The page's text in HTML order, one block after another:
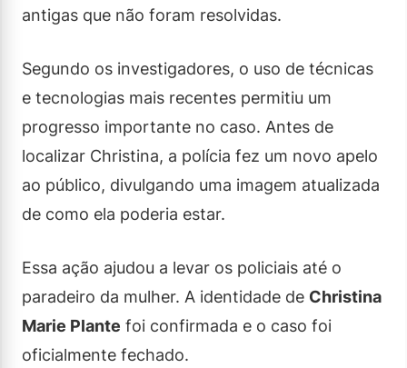
antigas que não foram resolvidas.
Segundo os investigadores, o uso de técnicas
e tecnologias mais recentes permitiu um
progresso importante no caso. Antes de
localizar Christina, a polícia fez um novo apelo
ao público, divulgando uma imagem atualizada
de como ela poderia estar.
Essa ação ajudou a levar os policiais até o
paradeiro da mulher. A identidade de Christina
Marie Plante foi confirmada e o caso foi
oficialmente fechado.